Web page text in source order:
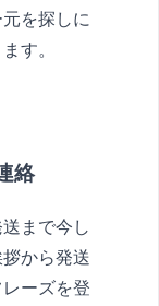
を探しに
す。
絡
まで今し
から発送
ーズを登